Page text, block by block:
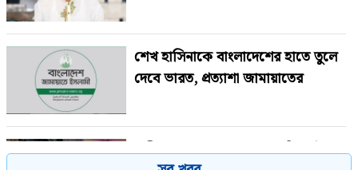
শেখ হাসিনাকে বাংলাদেশের হাতে তুলে
দেবে ভারত, প্রত্যাশা জামায়াতের
নারীর ঘর থেকে যুবদল সভাপতি আটক,